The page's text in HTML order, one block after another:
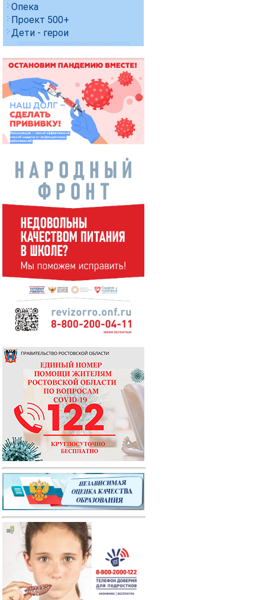
Опека
Проект 500+
Дети - герои